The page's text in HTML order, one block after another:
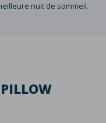
nuit de sommeil.